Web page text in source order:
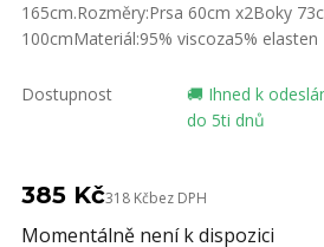
165cm.Rozměry:Prsa 60cm x2Boky
100cmMateriál:95% viscoza5% elasten
Dostupnost
🚚 Ihned k
do 5ti dnů
385 Kč318 Kčbez DPH
Momentálně není k dispozici